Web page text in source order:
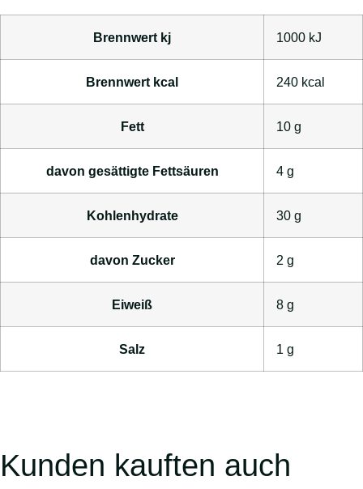
Brennwert kj 1000 kJ
Brennwert kcal 240 kcal
Fett 10 g
davon gesättigte Fettsäuren 4 g
Kohlenhydrate 30 g
davon Zucker 2 g
Eiweiß 8 g
Salz 1 g
Kunden kauften auch